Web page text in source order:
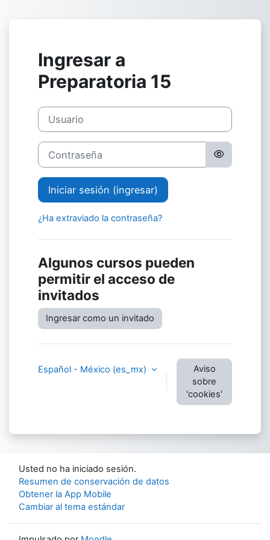
Ingresar a
Preparatoria 15
Usuario
Contraseña
Iniciar sesión (ingresar)
¿Ha extraviado la contraseña?
Algunos cursos pueden
permitir el acceso de
invitados
Ingresar como un invitado
Español - México ‎(es_mx)‎
Aviso
sobre
'cookies'
Usted no ha iniciado sesión.
Resumen de conservación de datos
Obtener la App Mobile
Cambiar al tema estándar